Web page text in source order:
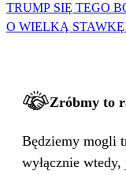
TRUMP SIĘ TEGO
O WIELKĄ
Zróbmy to
Będziemy mogli
wyłącznie